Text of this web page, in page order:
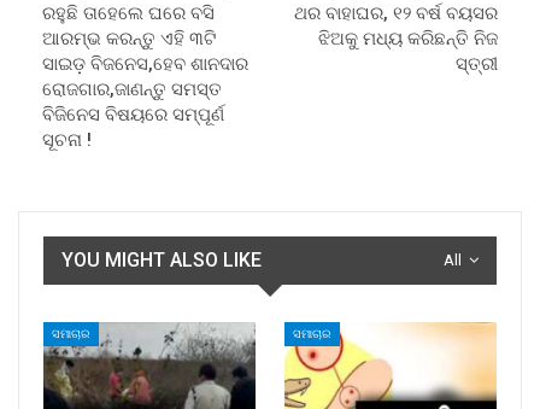
ରହୁଛି ତାହେଲେ ଘରେ ବସି
ଆରମ୍ଭ କରନ୍ତୁ ଏହି ୩ଟି
ସାଇଡ଼ ବିଜନେସ,ହେବ ଶାନଦାର
ରୋଜଗାର,ଜାଣନ୍ତୁ ସମସ୍ତ
ବିଜିନେସ ବିଷୟରେ ସମ୍ପୂର୍ଣ
ସୂଚନା !
ଥର ବାହାଘର, ୧୨ ବର୍ଷ ବୟସର
ଝିଅକୁ ମଧ୍ୟ କରିଛନ୍ତି ନିଜ
ସ୍ତ୍ରୀ
All
YOU MIGHT ALSO LIKE
ସମାଚାର ସମାଚାର